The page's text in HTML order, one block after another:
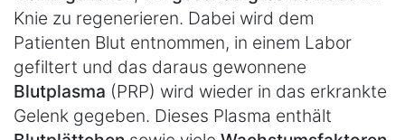
Knie zu regenerieren. Dabei wird dem
Patienten Blut entnommen, in einem Labor
gefiltert und das daraus gewonnene
Blutplasma (PRP) wird wieder in das erkrankte
Gelenk gegeben. Dieses Plasma enthält